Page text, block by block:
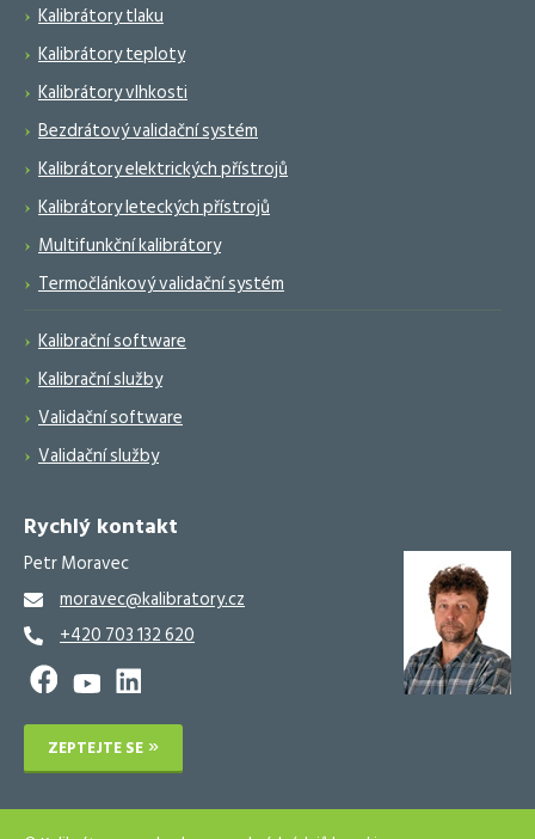
Kalibrátory tlaku
Kalibrátory teploty
Kalibrátory vlhkosti
Bezdrátový validační systém
Kalibrátory elektrických přístrojů
Kalibrátory leteckých přístrojů
Multifunkční kalibrátory
Termočlánkový validační systém
Kalibrační software
Kalibrační služby
Validační software
Validační služby
Rychlý kontakt
Petr Moravec
moravec@kalibratory.cz
+420 703 132 620
ZEPTEJTE SE